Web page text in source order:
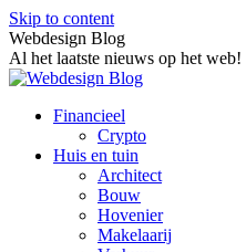
Skip to content
Webdesign Blog
Al het laatste nieuws op het web!
Financieel
Crypto
Huis en tuin
Architect
Bouw
Hovenier
Makelaarij